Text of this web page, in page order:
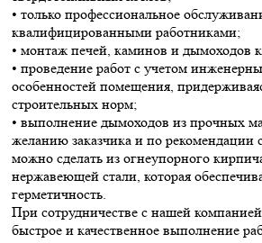
• только профессиональное
квалифицированными работниками;
• монтаж печей, каминов и дымоходов
• проведение работ с учетом
особенностей помещения,
строительных норм;
• выполнение дымоходов из прочных
желанию заказчика и по рекомендации
можно сделать из огнеупорного
нержавеющей стали, которая
герметичность.
При сотрудничестве с нашей
быстрое и качественное выполнение